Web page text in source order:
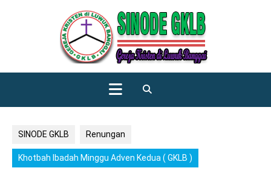
Open
SINODE GKLB Renungan
Khotbah Ibadah Minggu Adven Kedua ( GKLB )